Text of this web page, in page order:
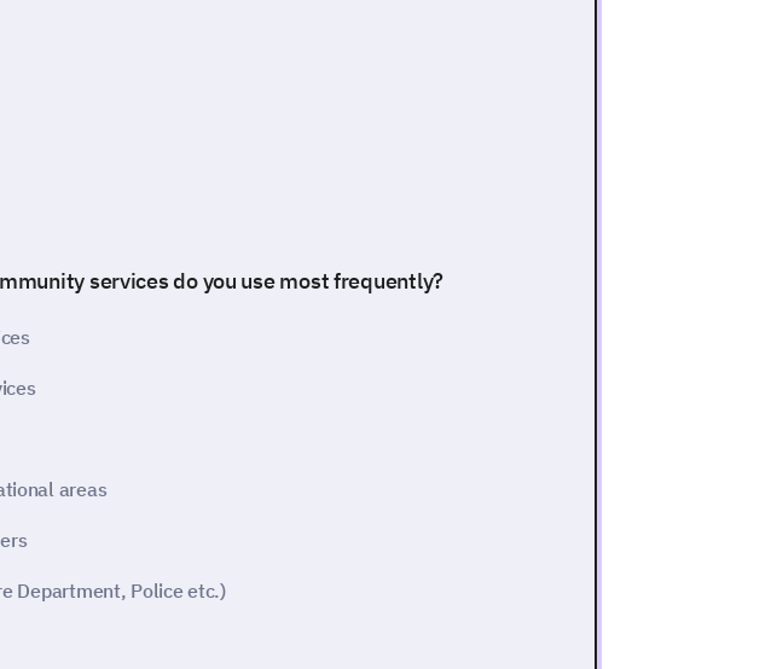
services do you use most frequently?
areas
Department, Police etc.)